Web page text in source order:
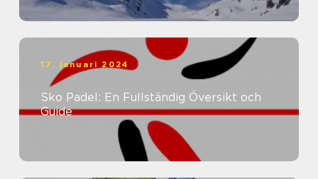
17. januari 2024
Sko Padel: En Fullständig Översikt och
Guide